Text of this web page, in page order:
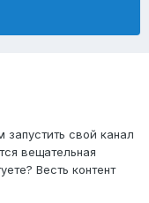
свой канал
вещательная
Весть контент